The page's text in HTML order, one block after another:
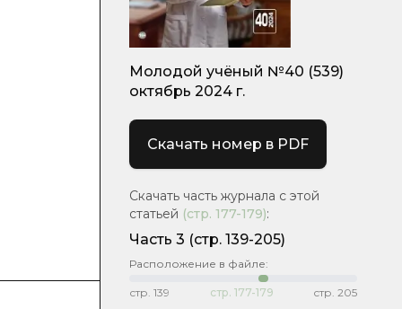
Молодой учёный №40 (539)
октябрь 2024 г.
Скачать номер в PDF
Скачать часть журнала с этой
статьей (стр. 177-179):
Часть 3 (стр. 139-205)
Расположение в файле:
стр. 139 стр. 177-179 стр. 205